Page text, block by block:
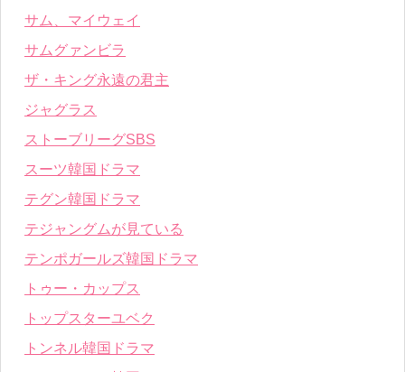
サム、マイウェイ
サムグァンビラ
ザ・キング永遠の君主
ジャグラス
ストーブリーグSBS
スーツ韓国ドラマ
テグン韓国ドラマ
テジャングムが見ている
テンポガールズ韓国ドラマ
トゥー・カップス
トップスターユベク
トンネル韓国ドラマ